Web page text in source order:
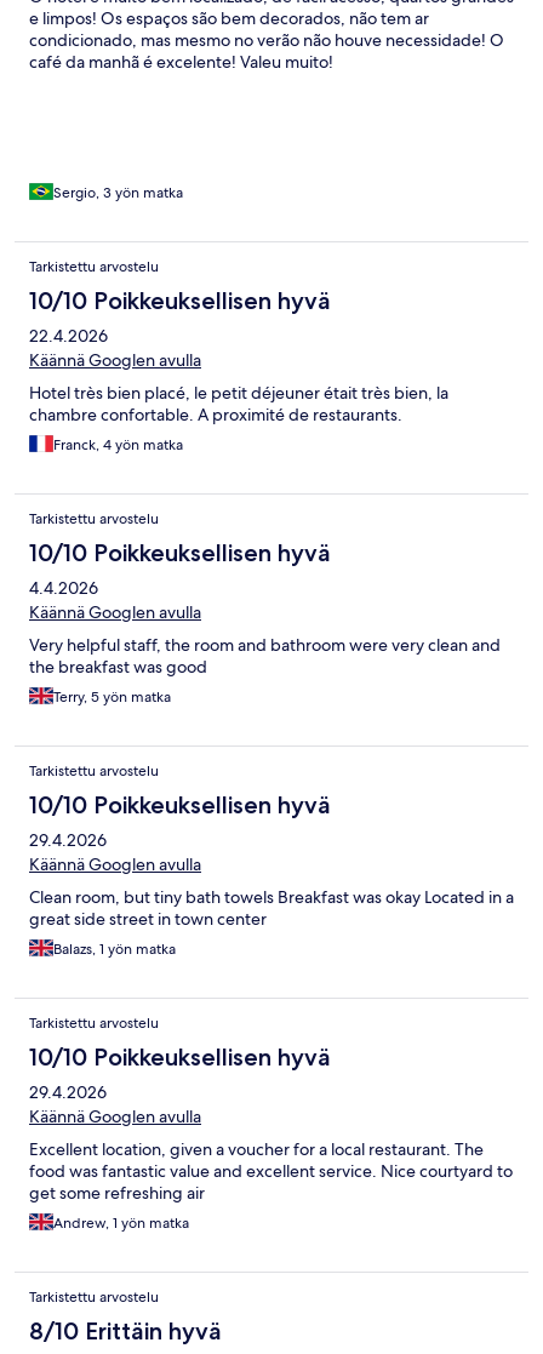
e limpos! Os espaços são bem decorados, não tem ar
condicionado, mas mesmo no verão não houve necessidade! O
café da manhã é excelente! Valeu muito!
Sergio, 3 yön matka
Tarkistettu arvostelu
10/10 Poikkeuksellisen hyvä
22.4.2026
Käännä Googlen avulla
Hotel très bien placé, le petit déjeuner était très bien, la
chambre confortable. A proximité de restaurants.
Franck, 4 yön matka
Tarkistettu arvostelu
10/10 Poikkeuksellisen hyvä
4.4.2026
Käännä Googlen avulla
Very helpful staff, the room and bathroom were very clean and
the breakfast was good
Terry, 5 yön matka
Tarkistettu arvostelu
10/10 Poikkeuksellisen hyvä
29.4.2026
Käännä Googlen avulla
Clean room, but tiny bath towels Breakfast was okay Located in a
great side street in town center
Balazs, 1 yön matka
Tarkistettu arvostelu
10/10 Poikkeuksellisen hyvä
29.4.2026
Käännä Googlen avulla
Excellent location, given a voucher for a local restaurant. The
food was fantastic value and excellent service. Nice courtyard to
get some refreshing air
Andrew, 1 yön matka
Tarkistettu arvostelu
8/10 Erittäin hyvä